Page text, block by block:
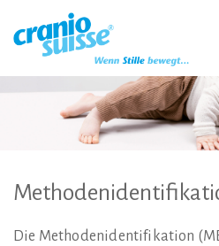
(Accesskey
Hauptnavigation
(Accesskey
Inhalt
(Accesskey
Sprachumschaltung
(Accesskey
Die Methodenidentifikation